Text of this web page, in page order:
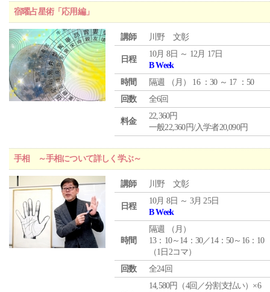
宿曜占星術「応用編」
講師 川野 文彰
日程
10月 8日 ～ 12月 17日
B Week
時間
隔週 （ 月 ） 16 ：30 ～ 17 ：50
回数
全6回
料金
22,360円
一般22,360円/入学者20,090円
手相 ～手相について詳しく学ぶ～
講師 川野 文彰
日程
10月 8日 ～ 3月 25日
B Week
時間
隔週 （ 月 ）
13：10～14：30／14：50～16：10
（1日2コマ）
回数
全24回
14,580円（4回／分割支払い）×6